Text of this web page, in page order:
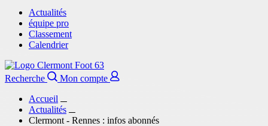
Actualités
équipe pro
Classement
Calendrier
Recherche
Mon compte
Accueil
Actualités
Clermont - Rennes : infos abonnés